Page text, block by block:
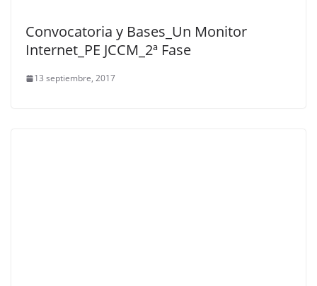
Convocatoria y Bases_Un Monitor
Internet_PE JCCM_2ª Fase
13 septiembre, 2017